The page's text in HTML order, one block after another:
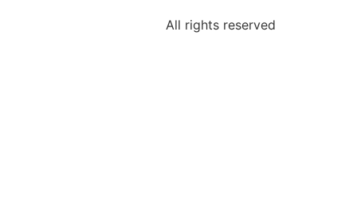
All rights reserved